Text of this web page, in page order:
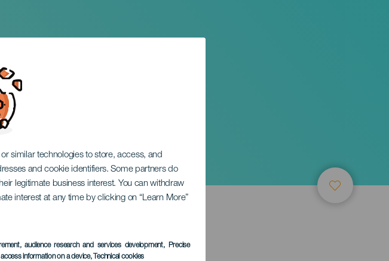
similar technologies to store, access, and
and cookie identifiers. Some partners do
legitimate business interest. You can withdraw
interest at any time by clicking on “Learn More”
audience research and services development, Precise
information on a device, Technical cookies
vieja de
VERGANGENE VERANSTALTUNG